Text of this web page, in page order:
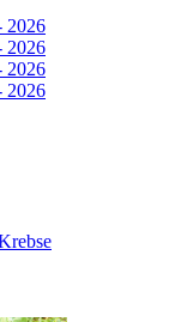
2026
2026
2026
2026